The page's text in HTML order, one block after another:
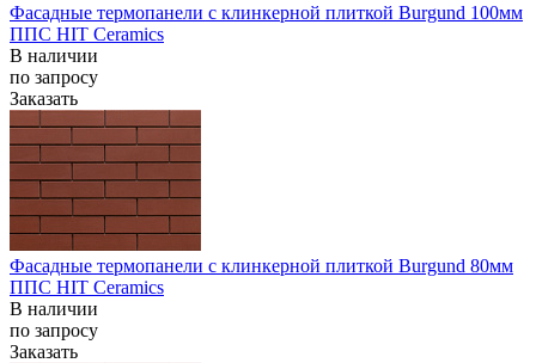
Фасадные термопанели с клинкерной плиткой Burgund 100мм
ППС HIT Ceramics
В наличии
по запросу
Заказать
Фасадные термопанели с клинкерной плиткой Burgund 80мм
ППС HIT Ceramics
В наличии
по запросу
Заказать